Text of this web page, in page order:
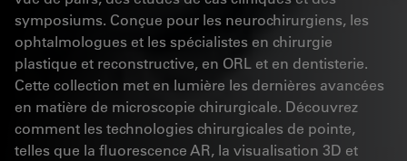
symposiums. Conçue pour les neurochirurgiens, les
ophtalmologues et les spécialistes en chirurgie
plastique et reconstructive, en ORL et en dentisterie.
Cette collection met en lumière les dernières avancées
en matière de microscopie chirurgicale. Découvrez
comment les technologies chirurgicales de pointe,
telles que la fluorescence AR, la visualisation 3D et